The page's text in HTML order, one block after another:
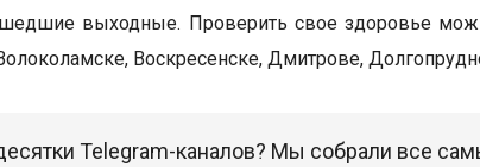
выходные. Проверить свое здоровье
Воскресенске, Дмитрове,
Telegram-каналов? Мы собрали все